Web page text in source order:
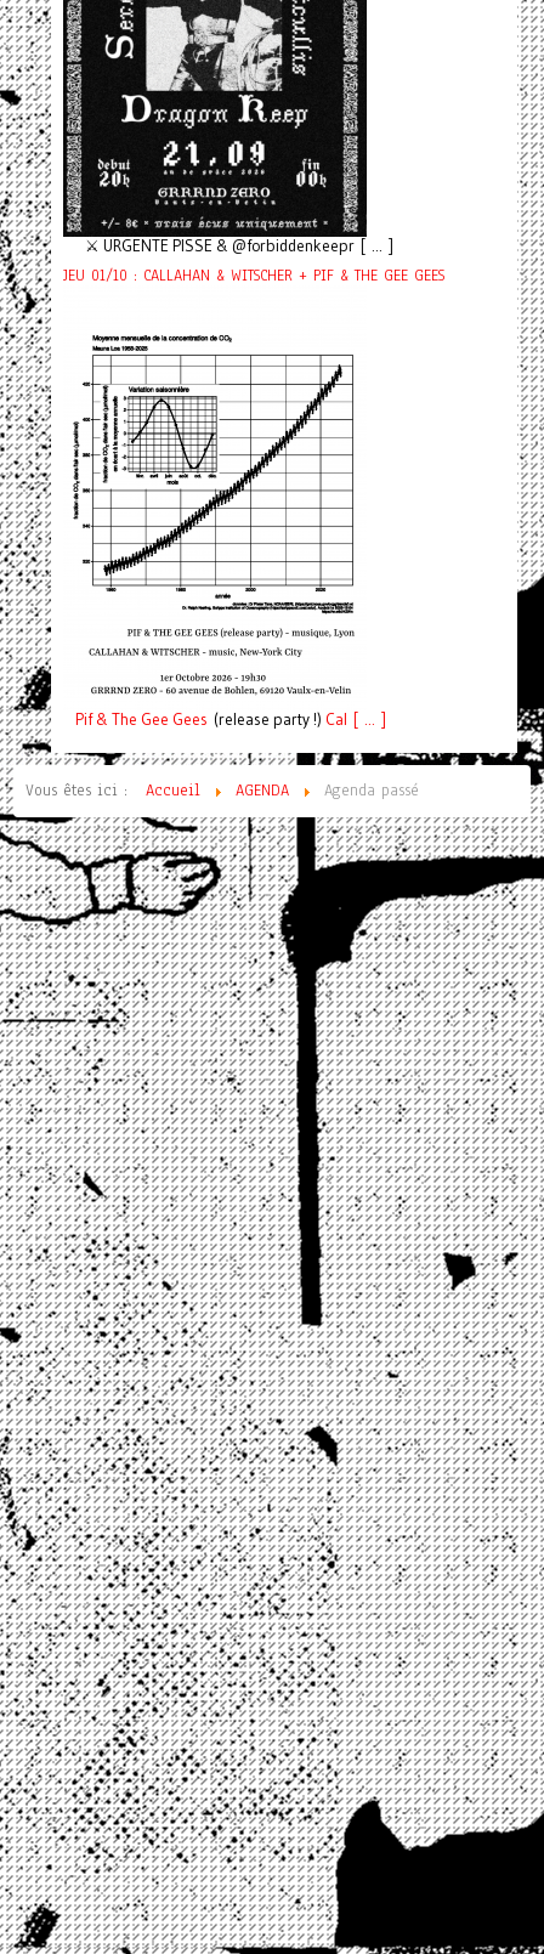
⚔️ URGENTE PISSE & @forbiddenkeepr [ ... ]
JEU 01/10 : CALLAHAN & WITSCHER + PIF & THE GEE GEES
Pif& The Gee Gees (release party !) Cal [ ... ]
Vous êtes ici : Accueil AGENDA Agenda passé